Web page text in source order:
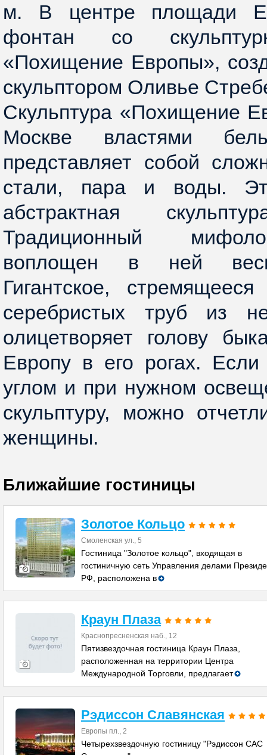
м. В центре площади
фонтан со
«Похищение Европы»,
скульптором Оливье
Скульптура «Похищение
Москве властями
представляет собой
стали, пара и воды.
абстрактная
Традиционный
воплощен в ней
Гигантское,
серебристых труб из
олицетворяет голову
Европу в его рогах.
углом и при нужном
скульптуру, можно
женщины.
Ближайшие гостиницы
Золотое Кольцо
Смоленская ул., 5
Гостиница "Золотое кольцо", входящая в
гостиничную сеть Управления делами
РФ, расположена в
Краун Плаза
Краснопресненская наб., 12
Пятизвездочная гостиница Краун Плаза,
расположенная на территории Центра
Международной Торговли, предлагает
Рэдиссон Славянская
Европы пл., 2
Четырехзвездочную гостиницу "Рэдиссон САС